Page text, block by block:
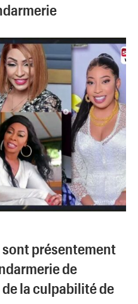
sont présentement
de
la culpabilité de